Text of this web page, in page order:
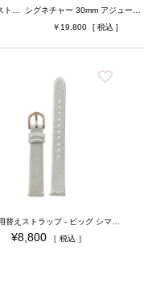
19,800
¥8,800 税込